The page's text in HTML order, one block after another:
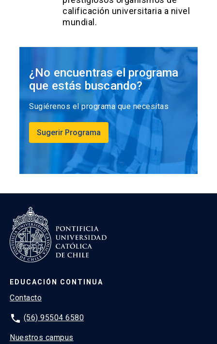
calificación universitaria a nivel
mundial.
¿No encuentras el programa
que estás buscando?
Sugiérenos el programa que necesitas
Sugerir Programa
EDUCACIÓN CONTINUA
Contacto
phone (56) 95504 6580
Nuestros campus